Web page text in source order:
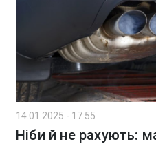
14.01.2025 - 17:55
Ніби й не рахують: